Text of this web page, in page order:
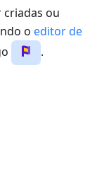
ou
o editor de
.